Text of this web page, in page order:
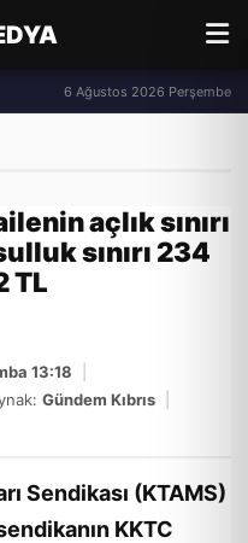
6 Ağustos 2026 Perşembe
açlık sınırı
sınırı 234
TL
13:18
Gündem Kıbrıs
Sendikası (KTAMS)
KKTC